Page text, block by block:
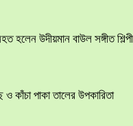
হলেন উদীয়মান বাউল সঙ্গীত
কাঁচা পাকা তালের উপকারিতা